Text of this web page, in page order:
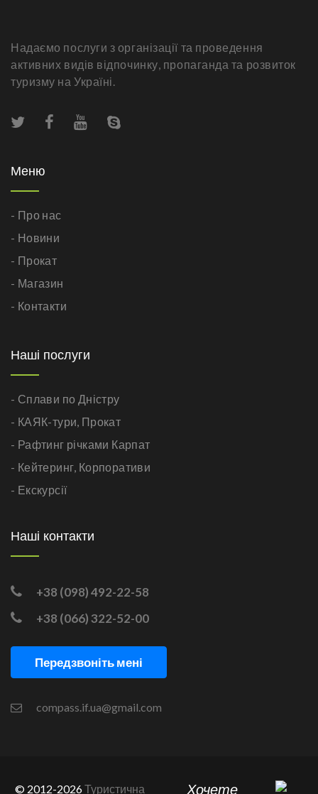
Надаємо послуги з організації та проведення
активних видів відпочинку, пропаганда та розвиток
туризму на Україні.
Меню
- Про нас
- Новини
- Прокат
- Магазин
- Контакти
Наші послуги
- Сплави по Дністру
- КАЯК-тури, Прокат
- Рафтинг річками Карпат
- Кейтеринг, Корпоративи
- Екскурсії
Наші контакти
+38 (098) 492-22-58
+38 (066) 322-52-00
Передзвоніть мені
compass.if.ua@gmail.com
© 2012-2026Туристична Хочете